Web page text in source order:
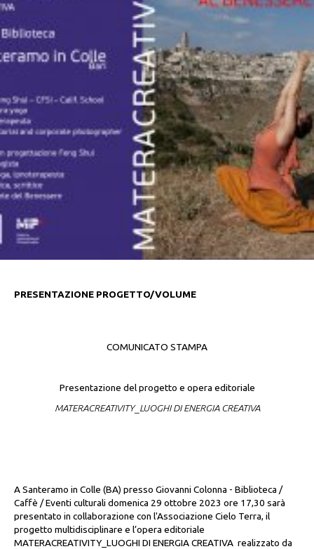
PRESENTAZIONE PROGETTO/VOLUME
COMUNICATO STAMPA
Presentazione del progetto e opera editoriale
MATERACREATIVITY_LUOGHI DI ENERGIA CREATIVA
A Santeramo in Colle (BA) presso Giovanni Colonna - Biblioteca /
Caffè / Eventi culturali domenica 29 ottobre 2023 ore 17,30 sarà
presentato in collaborazione con l'Associazione Cielo Terra, il
progetto multidisciplinare e l’opera editoriale
MATERACREATIVITY_LUOGHI DI ENERGIA CREATIVA realizzato da